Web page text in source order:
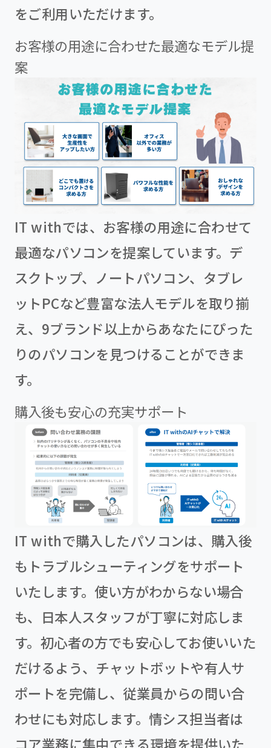
をご利用いただけます。
お客様の用途に合わせた最適なモデル提
案
IT withでは、お客様の用途に合わせて
最適なパソコンを提案しています。デ
スクトップ、ノートパソコン、タブレ
ットPCなど豊富な法人モデルを取り揃
え、9ブランド以上からあなたにぴった
りのパソコンを見つけることができま
す。
購入後も安心の充実サポート
IT withで購入したパソコンは、購入後
もトラブルシューティングをサポート
いたします。使い方がわからない場合
も、日本人スタッフが丁寧に対応しま
す。初心者の方でも安心してお使いいた
だけるよう、チャットボットや有人サ
ポートを完備し、従業員からの問い合
わせにも対応します。情シス担当者は
コア業務に集中できる環境を提供いた